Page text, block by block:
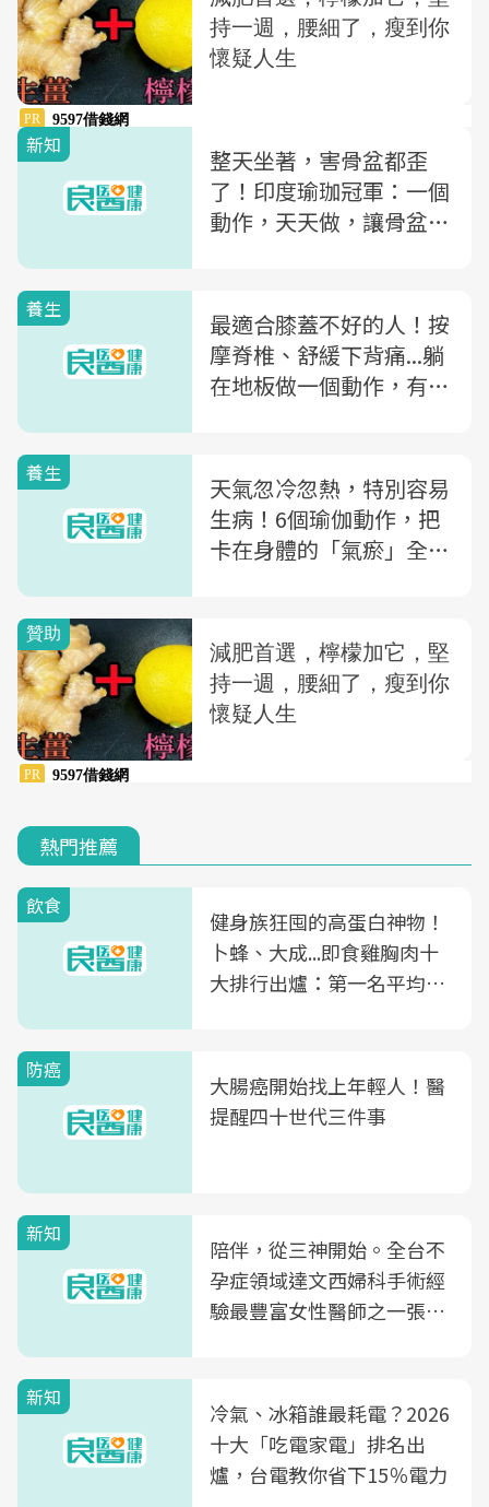
新知
整天坐著，害骨盆都歪
了！印度瑜珈冠軍：一個
動作，天天做，讓骨盆歸
養生
最適合膝蓋不好的人！按
摩脊椎、舒緩下背痛...躺
在地板做一個動作，有這
養生
天氣忽冷忽熱，特別容易
生病！6個瑜伽動作，把
卡在身體的「氣瘀」全部
熱門推薦
飲食
健身族狂囤的高蛋白神物！
卜蜂、大成...即食雞胸肉十
大排行出爐：第一名平均一
防癌
大腸癌開始找上年輕人！醫
提醒四十世代三件事
新知
陪伴，從三神開始。全台不
孕症領域達文西婦科手術經
驗最豐富女性醫師之一張永
光田醫院建構360度女性健
康照護生態圈
新知
冷氣、冰箱誰最耗電？2026
十大「吃電家電」排名出
爐，台電教你省下15％電力